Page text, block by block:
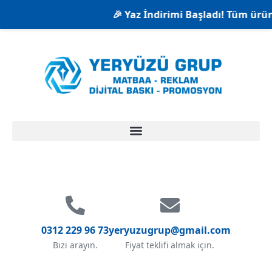
🎉 Yaz İndirimi Başladı! Tüm
0312 229 96 73
Bizi arayın.
yeryuzugrup@gmail.com
Fiyat teklifi almak için.